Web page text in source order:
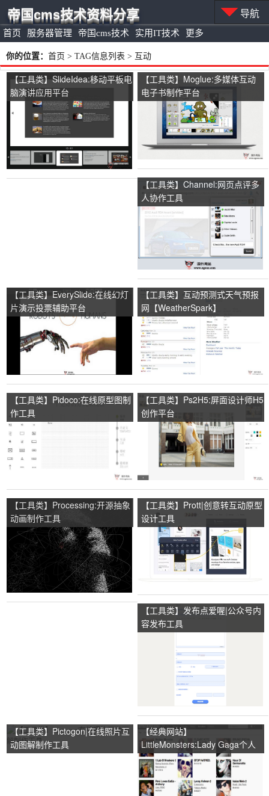
首页 服务器管理 帝国cms技术 实用IT技术 更多
帝国cms技术资料分享 导航
你的位置： 首页 > TAG信息列表 > 互动
【工具类】SlideIdea:移动平板电
脑演讲应用平台
【工具类】Moglue:多媒体互动
电子书制作平台
【工具类】Channel:网页点评多
人协作工具
【工具类】EverySlide:在线幻灯
片演示投票辅助平台
【工具类】互动预测式天气预报
网【WeatherSpark】
【工具类】Pidoco:在线原型图制
作工具
【工具类】Ps2H5:屏面设计师H5
创作平台
【工具类】Processing:开源抽象
动画制作工具
【工具类】Prott|创意转互动原型
设计工具
【工具类】发布点爱喔|公众号内
容发布工具
【工具类】Pictogon|在线照片互
动图解制作工具
【经典网站】
LittleMonsters:Lady Gaga个人
社交网